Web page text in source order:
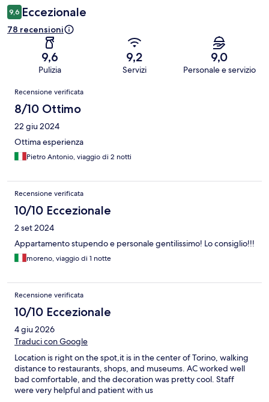
9,6 Eccezionale
78 recensioni
9,6
Pulizia
9,2
Servizi
9,0
Personale e servizio
Recensioni
Recensione verificata
8/10 Ottimo
22 giu 2024
Ottima esperienza
Pietro Antonio, viaggio di 2 notti
Recensione verificata
10/10 Eccezionale
2 set 2024
Appartamento stupendo e personale gentilissimo! Lo consiglio!!!
moreno, viaggio di 1 notte
Recensione verificata
10/10 Eccezionale
4 giu 2026
Traduci con Google
Location is right on the spot,it is in the center of Torino, walking
distance to restaurants, shops, and museums. AC worked well
bad comfortable, and the decoration was pretty cool. Staff
were very helpful and patient with us